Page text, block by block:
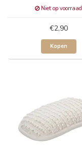
Niet op voorraad
€2,90
Kopen